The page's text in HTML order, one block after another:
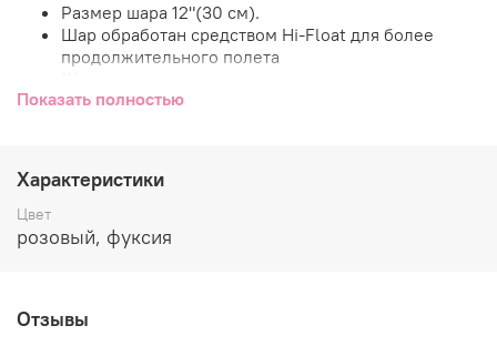
Размер шара 12"(30 см).
Шар обработан средством Hi-Float для более
продолжительного полета
Шар на вьющейся ленте длиной ~1,5м.
Гелиевый шар группы перламутр (шары нежных цветов
с перламутровым блеском).
Показать полностью
Характеристики
Цвет
розовый, фуксия
Отзывы